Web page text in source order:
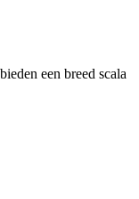
een breed scala